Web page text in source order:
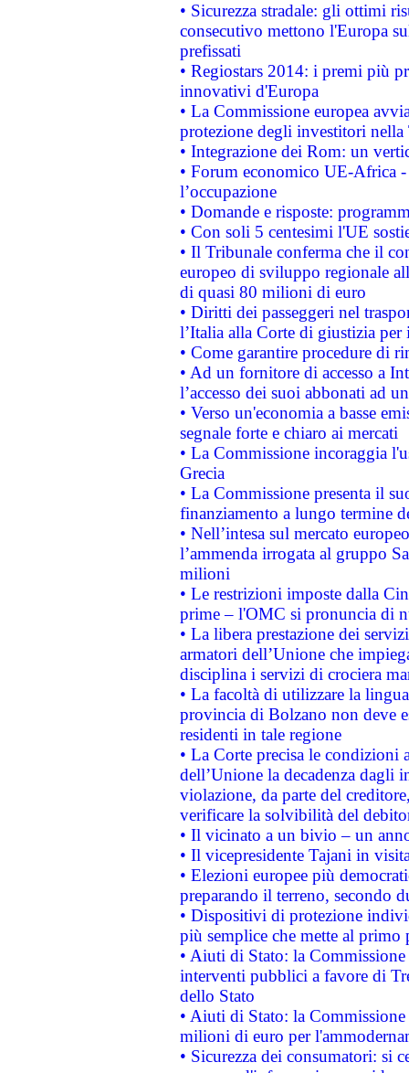
• Sicurezza stradale: gli ottimi
consecutivo mettono l'Europa
prefissati
• Regiostars 2014: i premi più
innovativi d'Europa
• La Commissione europea
protezione degli investitori
• Integrazione dei Rom: un
• Forum economico UE-Africa -
l’occupazione
• Domande e risposte:
• Con soli 5 centesimi l'UE
• Il Tribunale conferma che il
europeo di sviluppo regionale
di quasi 80 milioni di euro
• Diritti dei passeggeri nel
l’Italia alla Corte di giustizia
• Come garantire procedure di
• Ad un fornitore di accesso a
l’accesso dei suoi abbonati ad
• Verso un'economia a basse
segnale forte e chiaro ai mercati
• La Commissione incoraggia
Grecia
• La Commissione presenta il
finanziamento a lungo termine
• Nell’intesa sul mercato
l’ammenda irrogata al gruppo
milioni
• Le restrizioni imposte dalla
prime – l'OMC si pronuncia di
• La libera prestazione dei
armatori dell’Unione che
disciplina i servizi di crociera
• La facoltà di utilizzare la
provincia di Bolzano non deve
residenti in tale regione
• La Corte precisa le
dell’Unione la decadenza dagli
violazione, da parte del
verificare la solvibilità del
• Il vicinato a un bivio – un
• Il vicepresidente Tajani in
• Elezioni europee più
preparando il terreno, secondo
• Dispositivi di protezione
più semplice che mette al primo
• Aiuti di Stato: la
interventi pubblici a favore di
dello Stato
• Aiuti di Stato: la
milioni di euro per
• Sicurezza dei consumatori: si